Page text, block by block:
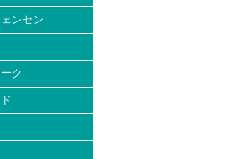
ンセン
ク